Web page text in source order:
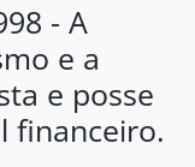
- A
e a
e posse
financeiro.